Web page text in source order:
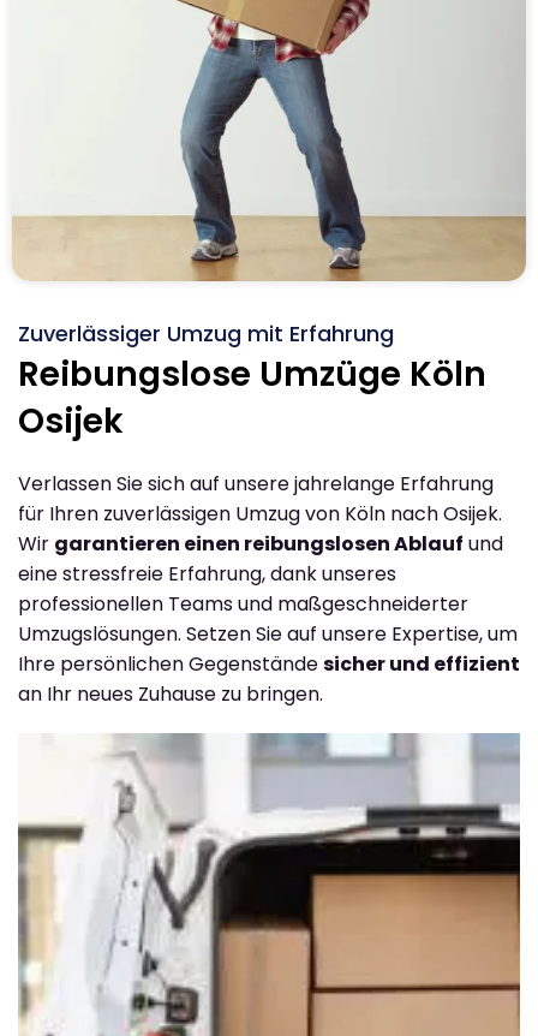
Zuverlässiger Umzug mit Erfahrung
Reibungslose Umzüge Köln
Osijek
Verlassen Sie sich auf unsere jahrelange Erfahrung
für Ihren zuverlässigen Umzug von Köln nach Osijek.
Wir garantieren einen reibungslosen Ablauf und
eine stressfreie Erfahrung, dank unseres
professionellen Teams und maßgeschneiderter
Umzugslösungen. Setzen Sie auf unsere Expertise, um
Ihre persönlichen Gegenständesicher und effizient
an Ihr neues Zuhause zu bringen.